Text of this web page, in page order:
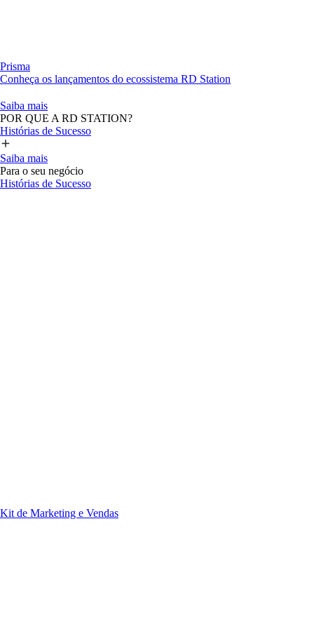
Prisma
Conheça os lançamentos do ecossistema RD Station
Saiba mais
POR QUE A RD STATION?
Histórias de Sucesso
Saiba mais
Para o seu negócio
Histórias de Sucesso
Kit de Marketing e Vendas